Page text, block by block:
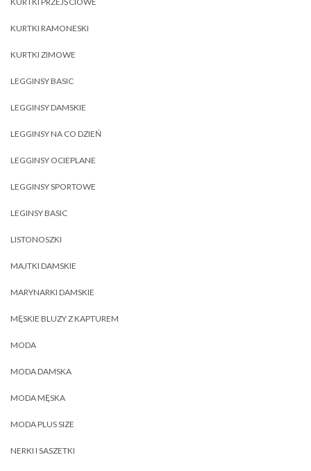
KURTKI RAMONESKI
KURTKI ZIMOWE
LEGGINSY BASIC
LEGGINSY DAMSKIE
LEGGINSY NA CO DZIEŃ
LEGGINSY OCIEPLANE
LEGGINSY SPORTOWE
LEGINSY BASIC
LISTONOSZKI
MAJTKI DAMSKIE
MARYNARKI DAMSKIE
MĘSKIE BLUZY Z KAPTUREM
MODA
MODA DAMSKA
MODA MĘSKA
MODA PLUS SIZE
NERKI I SASZETKI